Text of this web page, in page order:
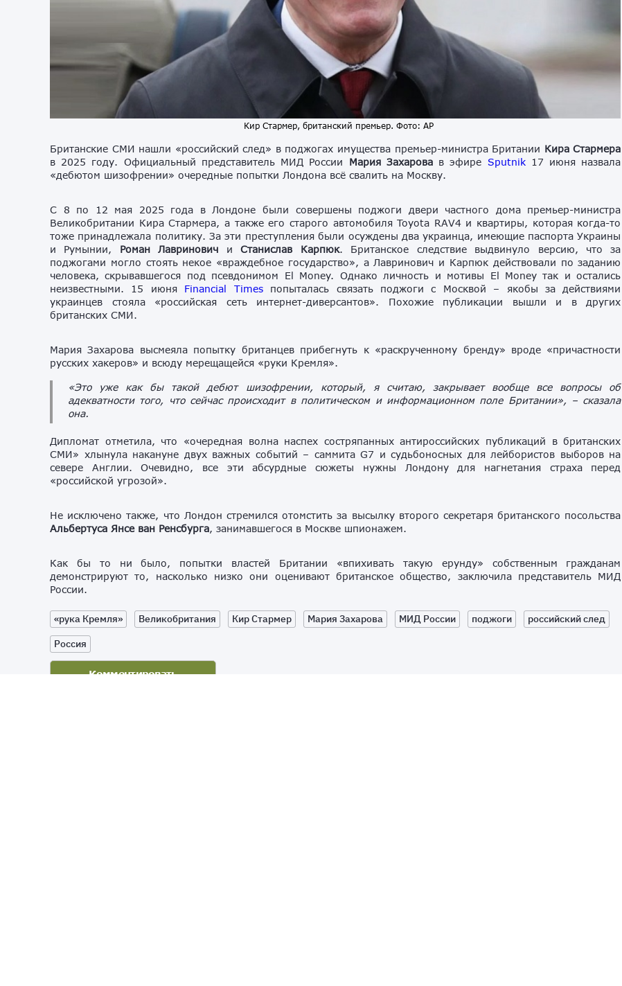
Кир Стармер, британский премьер. Фото: AP
Британские СМИ нашли «российский след» в поджогах имущества премьер-министра Британии Кира Стармера
в 2025 году. Официальный представитель МИД России Мария Захаровав эфире Sputnik17 июня назвала
«дебютом шизофрении» очередные попытки Лондона всё свалить на Москву.
С 8 по 12 мая 2025 года в Лондоне были совершены поджоги двери частного дома премьер-министра
Великобритании Кира Стармера, а также его старого автомобиля Toyota RAV4 и квартиры, которая когда-то
тоже принадлежала политику. За эти преступления были осуждены два украинца, имеющие паспорта Украины
и Румынии, Роман Лавринович иСтанислав Карпюк. Британское следствие выдвинуло версию, что за
поджогами могло стоять некое «враждебное государство», а Лавринович и Карпюк действовали по заданию
человека, скрывавшегося под псевдонимом El Money. Однако личность и мотивы El Money так и остались
неизвестными. 15 июня Financial Timesпопыталась связать поджоги с Москвой – якобы за действиями
украинцев стояла «российская сеть интернет-диверсантов». Похожие публикации вышли и в других
британских СМИ.
Мария Захарова высмеяла попытку британцев прибегнуть к «раскрученному бренду» вроде «причастности
русских хакеров» и всюду мерещащейся «руки Кремля».
«Это уже как бы такой дебют шизофрении, который, я считаю, закрывает вообще все вопросы об
адекватности того, что сейчас происходит в политическом и информационном поле Британии», – сказала
она.
Дипломат отметила, что «очередная волна наспех состряпанных антироссийских публикаций в британских
СМИ» хлынула накануне двух важных событий – саммита G7 и судьбоносных для лейбористов выборов на
севере Англии. Очевидно, все эти абсурдные сюжеты нужны Лондону для нагнетания страха перед
«российской угрозой».
Не исключено также, что Лондон стремился отомстить за высылку второго секретаря британского посольства
Альбертуса Янсе ван Ренсбурга, занимавшегося в Москве шпионажем.
Как бы то ни было, попытки властей Британии «впихивать такую ерунду» собственным гражданам
демонстрируют то, насколько низко они оценивают британское общество, заключила представитель МИД
России.
«рука Кремля» Великобритания Кир Стармер Мария Захарова МИД России поджоги
российский след
Россия